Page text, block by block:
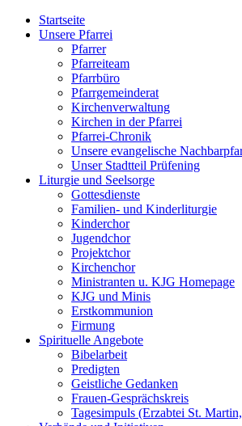
Startseite
Unsere Pfarrei
Pfarrer
Pfarreiteam
Pfarrbüro
Pfarrgemeinderat
Kirchenverwaltung
Kirchen in der Pfarrei
Pfarrei-Chronik
Unsere evangelische
Unser Stadtteil Prüfening
Liturgie und Seelsorge
Gottesdienste
Familien- und Kinderliturgie
Kinderchor
Jugendchor
Projektchor
Kirchenchor
Ministranten u. KJG Homepage
KJG und Minis
Erstkommunion
Firmung
Spirituelle Angebote
Bibelarbeit
Predigten
Geistliche Gedanken
Frauen-Gesprächskreis
Tagesimpuls (Erzabtei St.